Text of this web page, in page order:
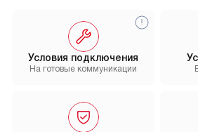
Условия подключения
На готовые коммуникации